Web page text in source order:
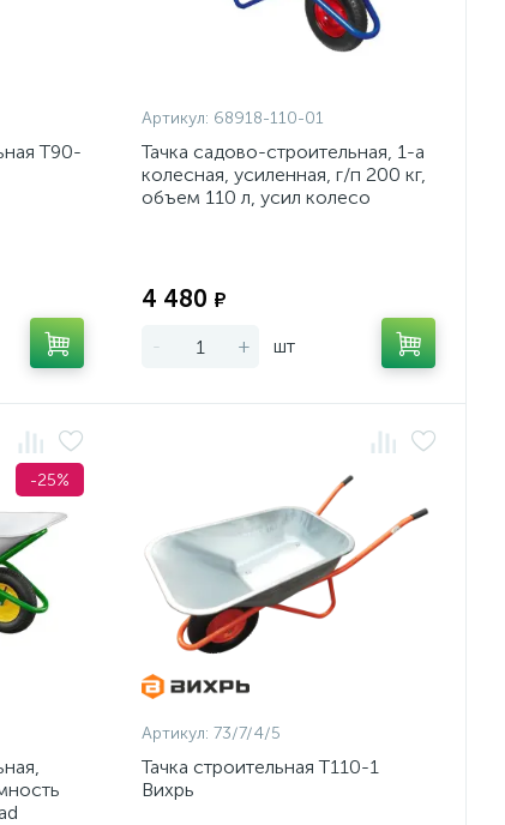
Т90-
Артикул: 68918-110-01
Тачка садово-строительная, 1-а
колесная, усиленная, г/п 200 кг,
объем 110 л, усил колесо
4 480 ₽
- + шт
-25%
Артикул: 73/7/4/5
Тачка строительная Т110-1
Вихрь